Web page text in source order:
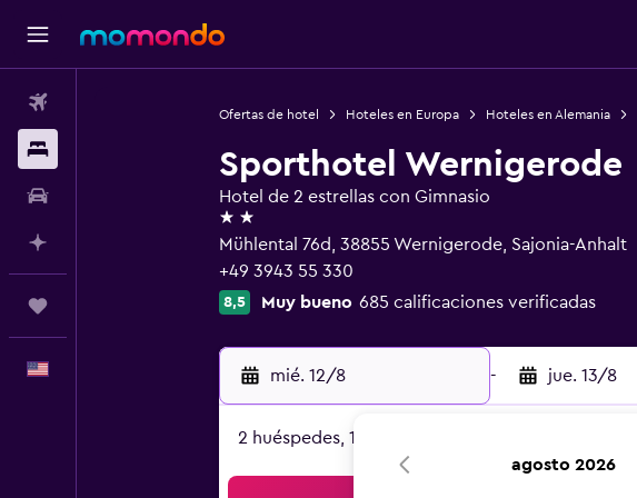
Ofertas de hotel Hoteles en Europa Hoteles en Alemania
Sporthotel Wernigerode
Hotel de 2 estrellas con Gimnasio
2 estrellas
Mühlental 76d, 38855 Wernigerode, Sajonia-Anhalt
+49 3943 55 330
8,5 Muy bueno 685 calificaciones verificadas
mié. 12/8 - jue. 13/8
2 huéspedes, 1 habitación
agosto 2026